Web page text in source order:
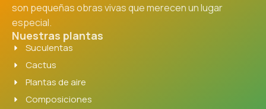
son pequeñas obras vivas que merecen un lugar
especial.
Nuestras plantas
Suculentas
Cactus
Plantas de aire
Composiciones